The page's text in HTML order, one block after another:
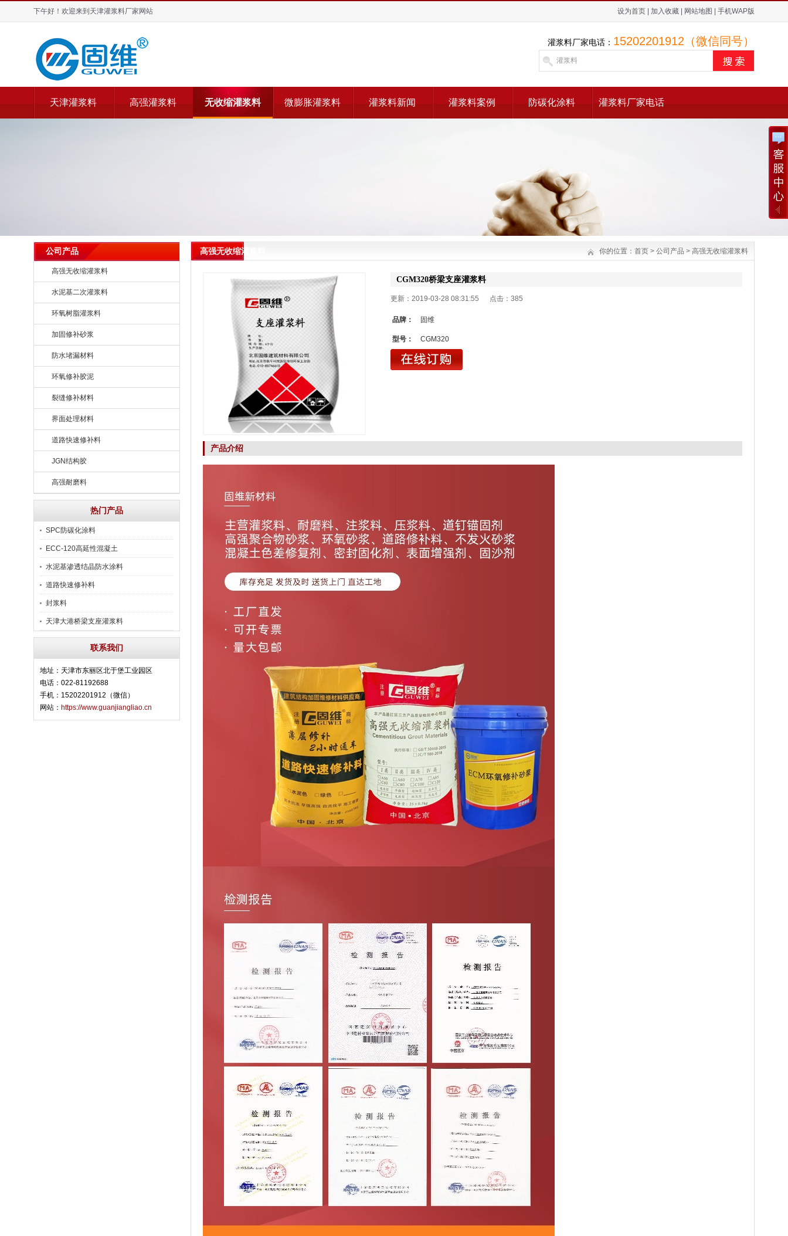
下午好！欢迎来到天津灌浆料厂家网站 设为首页 加入收藏 网站地图 手机WAP版
灌浆料厂家电话： 15202201912（微信同号）
天津灌浆料 高强灌浆料 无收缩灌浆料 微膨胀灌浆料 灌浆料新闻 灌浆料案例 防碳化涂料 灌浆料厂家电话
公司产品
高强无收缩灌浆料
水泥基二次灌浆料
环氧树脂灌浆料
加固修补砂浆
防水堵漏材料
环氧修补胶泥
裂缝修补材料
界面处理材料
道路快速修补料
JGN结构胶
高强耐磨料
热门产品
SPC防碳化涂料
ECC-120高延性混凝土
水泥基渗透结晶防水涂料
道路快速修补料
封浆料
天津大港桥梁支座灌浆料
联系我们
地址：天津市东丽区北于堡工业园区
电话：022-81192688
手机：15202201912（微信）
网站： https://www.guanjiangliao.cn
高强无收缩灌浆料 你的位置： 首页 > 公司产品 > 高强无收缩灌浆料
CGM320桥梁支座灌浆料
更新：2019-03-28 08:31:55 点击： 385
品牌： 固维
型号： CGM320
产品介绍